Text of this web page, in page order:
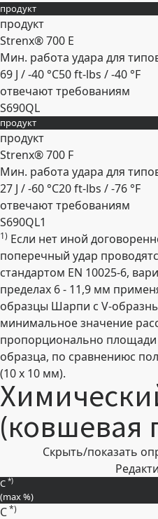
продукт
продукт
Strenx® 700 E
Мин. работа удара для
69 J / -40 °C50 ft-lbs / -40 °F
отвечают требованиям
S690QL
Развернуть
продукт
продукт
Strenx® 700 F
Мин. работа удара для
27 J / -60 °C20 ft-lbs / -76 °F
отвечают требованиям
S690QL1
Развернуть
1) Если нет иной
поперечный удар
стандартом EN 10025-6,
пределах 6 - 11,9 мм
образцы Шарпи с V-
минимальное значение
пропорционально площади
образца, по сравнениюс
(10 x 10 мм).
(ковшевая
Скрыть/показать
C *)
(max%)
C*)